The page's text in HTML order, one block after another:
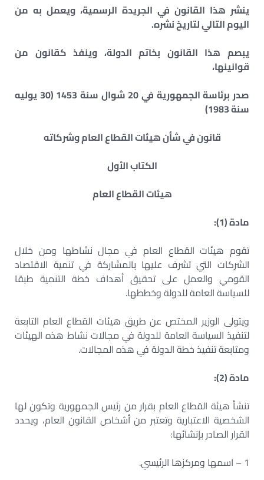
ينشر هذا القانون في الجريدة الرسمية، ويعمل به من
اليوم التالي لتاريخ نشره.
يبصم هذا القانون بخاتم الدولة، وينفذ كقانون من
قوانينها،
صدر برئاسة الجمهورية في 20 شوال سنة 1453 (30 يوليه
سنة 1983)
قانون في شأن هيئات القطاع العام وشركاته
الكتاب الأول
هيئات القطاع العام
مادة (1):
تقوم هيئات القطاع العام في مجال نشاطها ومن خلال
الشركات التي تشرف عليها بالمشاركة في تنمية الاقتصاد
القومي والعمل على تحقيق أهداف خطة التنمية طبقا
للسياسة العامة للدولة وخططها.
ويتولى الوزير المختص عن طريق هيئات القطاع العام التابعة
لتنفيذ السياسة العامة للدولة في مجالات نشاط هذه الهيئات
ومتابعة تنفيذ خطة الدولة في هذه المجالات.
مادة (2):
تنشأ هيئة القطاع العام بقرار من رئيس الجمهورية وتكون لها
الشخصية الاعتبارية وتعتبر من أشخاص القانون العام، ويحدد
القرار الصادر بإنشائها:
1 – اسمها ومركزها الرئيسي.